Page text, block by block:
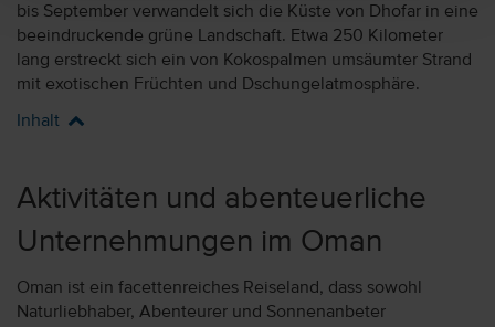
bis September verwandelt sich die Küste von Dhofar in eine
beeindruckende grüne Landschaft. Etwa 250 Kilometer
lang erstreckt sich ein von Kokospalmen umsäumter Strand
mit exotischen Früchten und Dschungelatmosphäre.
Inhalt
Aktivitäten und abenteuerliche
Unternehmungen im Oman
Oman ist ein facettenreiches Reiseland, dass sowohl
Naturliebhaber, Abenteurer und Sonnenanbeter